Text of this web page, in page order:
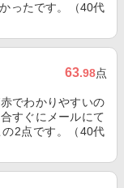
ったです。（40代
63.98点
でわかりやすいの
すぐにメールにて
2点です。（40代